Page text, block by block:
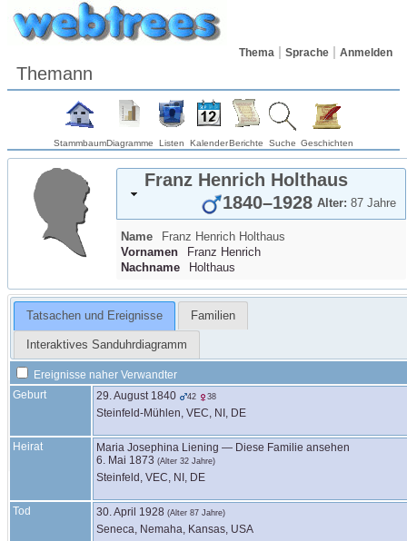
Thema Sprache Anmelden
Themann
StammbaumDiagramme Listen KalenderBerichte Suche Geschichten
Franz Henrich Holthaus
Alter: 87 Jahre
1840–1928
Name Franz Henrich Holthaus
Vornamen
Franz Henrich
Nachname
Holthaus
Tatsachen und Ereignisse Familien
Interaktives Sanduhrdiagramm
Ereignisse naher Verwandter
Geburt
29. August 1840 42 38
Steinfeld-Mühlen, VEC, NI, DE
Heirat Maria Josephina Liening — Diese Familie ansehen
6. Mai 1873 (Alter 32 Jahre)
Steinfeld, VEC, NI, DE
Tod 30. April 1928 (Alter 87 Jahre)
Seneca, Nemaha, Kansas, USA